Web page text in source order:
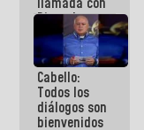
Dinorah
Figuera y
acuerdan
primer
encuentro
presencial
para el
diálogo
Cabello:
Todos los
diálogos son
bienvenidos